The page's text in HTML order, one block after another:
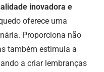
inovadora e
oferece uma
Proporciona não
também estimula a
a criar lembranças